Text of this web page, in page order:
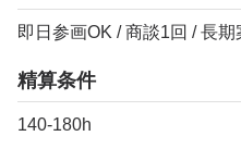
即日参画OK / 商談1回 / 長
精算条件
140-180h